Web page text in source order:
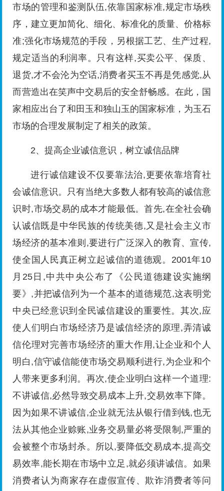
市场的管理和鉴测队伍,依靠国家标准,规定市场秩
序，建立更加简化、细化、标准化的质量、价格标
准;强化市场规范的手段，另根据工艺、生产过程,
规定适当的利润率。只有这样,买卖公平、保质、
退货,才不会沦为空话,消费者买玉不再是凭感觉,从
而营造出在笑声中交易后的安全舒畅感。在此，国
家相应出台了和田玉和独山玉的国家标准，为玉石
市场的合理发展制定了相关的政策。
2、提高企业诚信意识，树立诚信品牌
进行诚信建设不仅要靠法治,更要依靠培育社
会诚信意识。只有当绝大多数人都有较高的诚信意
识时,市场交易的成本才能最低。首先,在全社会确
认诚信既是中华民族的传统美德,又是社会主义市
场经济的基本准则,要进行广泛深入的教育、宣传,
使全国人民真正树立起诚信的道德观。2001年10
月25日,中共中央公布了《公民道德建设实施纲
要》,并把诚信列为一个基本的道德规范,这表明党
中央已经意识到全民诚信建设的重要性。其次,应
使人们明白市场经济乃是诚信经济的原理,弄清诚
信伦理对完善市场经济的重大作用,让企业和个人
明白,信守诚信能使市场交易顺利进行,为企业和个
人带来更多利润。再次,使企业明白这样一个道理:
不讲诚信,必然导致交易成本上升,交易效率下降。
因为如果不讲诚信,企业就无法从银行借到钱,也无
法从其他企业赊账,业务交易量必将受限制,严重的
会被整个市场封杀。所以,要降低交易成本,提高交
易效率,能长期在市场中立足,就必须讲诚信。如果
消费者认为商家存在虚假宣传、欺诈消费者等问